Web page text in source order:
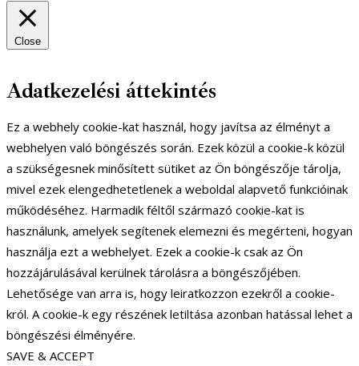
Close
Adatkezelési áttekintés
Ez a webhely cookie-kat használ, hogy javítsa az élményt a
webhelyen való böngészés során. Ezek közül a cookie-k közül
a szükségesnek minősített sütiket az Ön böngészője tárolja,
mivel ezek elengedhetetlenek a weboldal alapvető funkcióinak
működéséhez. Harmadik féltől származó cookie-kat is
használunk, amelyek segítenek elemezni és megérteni, hogyan
használja ezt a webhelyet. Ezek a cookie-k csak az Ön
hozzájárulásával kerülnek tárolásra a böngészőjében.
Lehetősége van arra is, hogy leiratkozzon ezekről a cookie-
król. A cookie-k egy részének letiltása azonban hatással lehet a
böngészési élményére.
SAVE & ACCEPT